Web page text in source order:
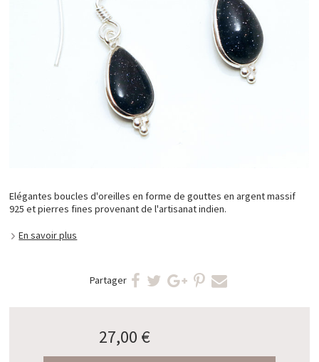
Elégantes boucles d'oreilles en forme de gouttes en argent massif
925 et pierres fines provenant de l'artisanat indien.
En savoir plus
Partager
27,00 €